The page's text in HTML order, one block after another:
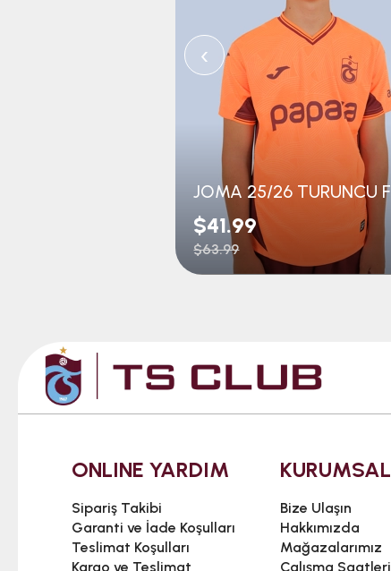
$41.99
$63.99
‹
ONLINE YARDIM
Sipariş Takibi
Garanti ve İade Koşulları
Teslimat Koşulları
Kargo ve Teslimat
KURUMSAL
Bize Ulaşın
Hakkımızda
Mağazalarımız
Çalışma Saatleri